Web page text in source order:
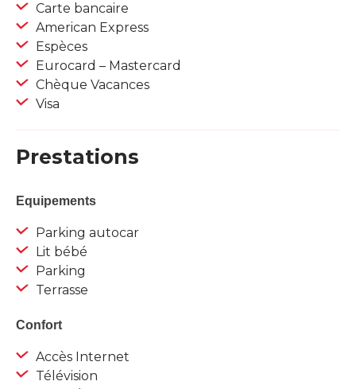
Carte bancaire
American Express
Espèces
Eurocard – Mastercard
Chèque Vacances
Visa
Prestations
Equipements
Parking autocar
Lit bébé
Parking
Terrasse
Confort
Accès Internet
Télévision